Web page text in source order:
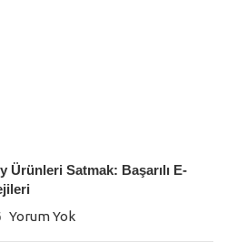
Ürünleri Satmak: Başarılı E-
Yorum Yok